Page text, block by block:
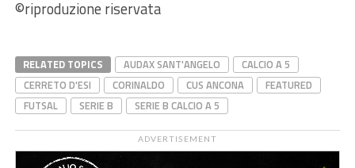
©riproduzione riservata
RELATED TOPICS AUDAX SANT'ANGELO
CALCIO A 5
CERRETO D'ESI
CORINALDO CUS ANCONA
FEATURED
FUTSAL
SERIE B SERIE B CALCIO A 5
ADVERTISEMENT